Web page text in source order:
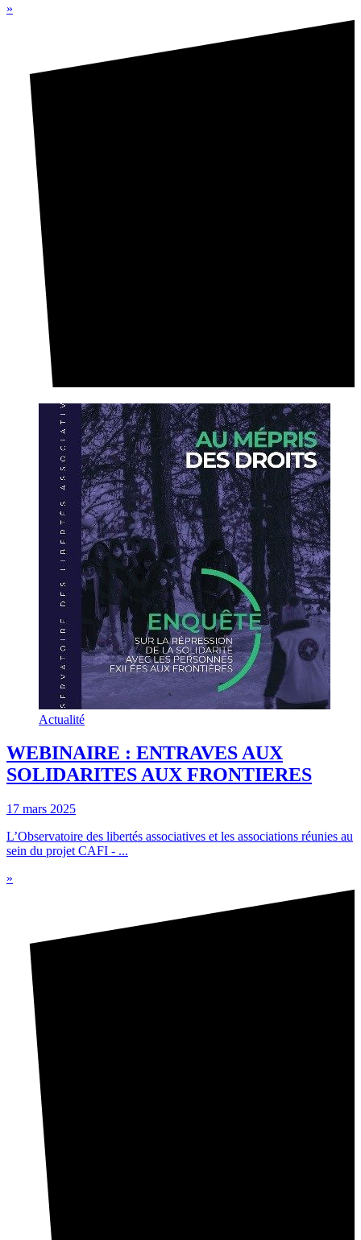
»
Actualité
WEBINAIRE : ENTRAVES AUX
SOLIDARITES AUX FRONTIERES
17 mars 2025
L’Observatoire des libertés associatives et les associations réunies au
sein du projet CAFI - ...
»